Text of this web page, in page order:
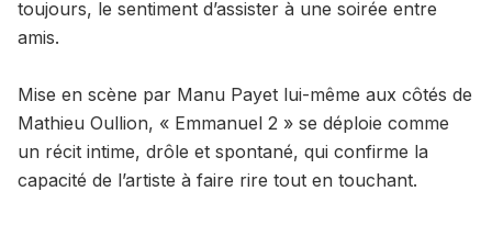
toujours, le sentiment d’assister à une soirée entre
amis.
Mise en scène par Manu Payet lui-même aux côtés de
Mathieu Oullion, « Emmanuel 2 » se déploie comme
un récit intime, drôle et spontané, qui confirme la
capacité de l’artiste à faire rire tout en touchant.